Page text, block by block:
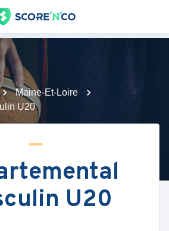
Maine-Et-Loire
U20
U20